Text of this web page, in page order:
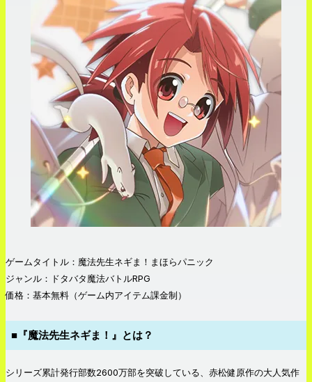
ゲームタイトル：魔法先生ネギま！まほらパニック
ジャンル：ドタバタ魔法バトルRPG
価格：基本無料（ゲーム内アイテム課金制）
■『魔法先生ネギま！』とは？
シリーズ累計発行部数2600万部を突破している、赤松健原作の大人気作